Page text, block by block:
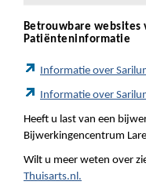
Betrouwbare websites
Patiënteninformatie
Informatie over
Informatie over
Heeft u last van een
Bijwerkingencentrum
Wilt u meer weten over
Thuisarts.nl.